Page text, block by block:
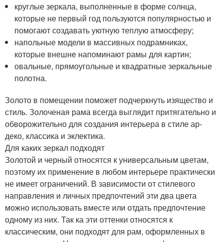
круглые зеркала, выполненные в форме солнца,
которые не первый год пользуются популярностью и
помогают создавать уютную теплую атмосферу;
напольные модели в массивных подрамниках,
которые внешне напоминают рамы для картин;
овальные, прямоугольные и квадратные зеркальные
полотна.
Золото в помещении поможет подчеркнуть изящество и
стиль. Золоченая рама всегда выглядит притягательно и
обворожительно для создания интерьера в стиле ар-
деко, классика и эклектика.
Для каких зеркал подходят
Золотой и черный относятся к универсальным цветам,
поэтому их применение в любом интерьере практически
не имеет ограничений. В зависимости от стилевого
направления и личных предпочтений эти два цвета
можно использовать вместе или отдать предпочтение
одному из них. Так ка эти оттенки относятся к
классическим, они подходят для рам, оформленных в